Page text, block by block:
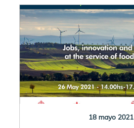
18 mayo 2021